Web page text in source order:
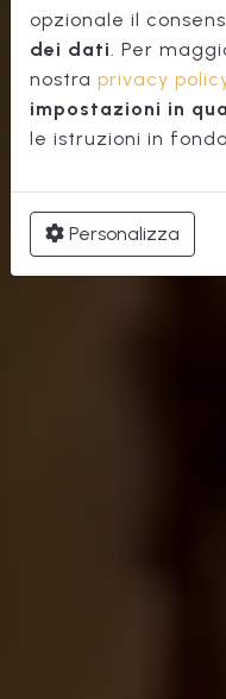
opzionale il
dei dati. Per
nostra privacy
impostazioni in
le istruzioni in
Personalizza